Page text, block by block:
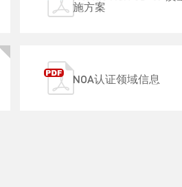
施方案
NOA认证领域信息